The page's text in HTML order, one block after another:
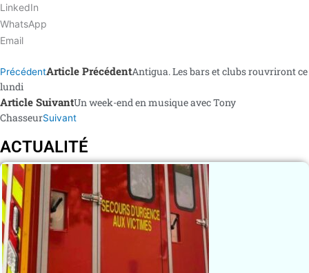
LinkedIn
WhatsApp
Email
PrécédentArticle PrécédentAntigua. Les bars et clubs rouvriront ce
lundi
Article SuivantUn week-end en musique avec Tony
ChasseurSuivant
ACTUALITÉ